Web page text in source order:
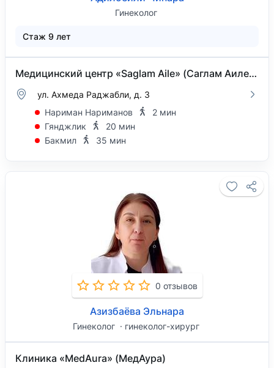
Гинеколог
Стаж 9 лет
Медицинский центр «Saglam Aile» (Саглам Аиле) на Ахмеда Раджабли
ул. Ахмеда Раджабли, д. 3
Нариман Нариманов
2 мин
Гянджлик
20 мин
Бакмил
35 мин
0 отзывов
Азизбаёва Эльнара
Гинеколог гинеколог-хирург
Клиника «MedAura» (МедАура)